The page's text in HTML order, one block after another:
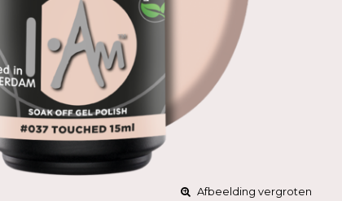
Afbeelding vergroten